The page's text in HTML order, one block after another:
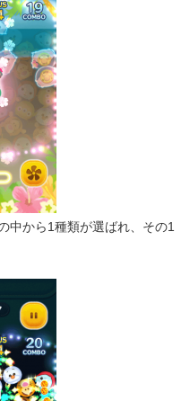
中から1種類が選ばれ、その1